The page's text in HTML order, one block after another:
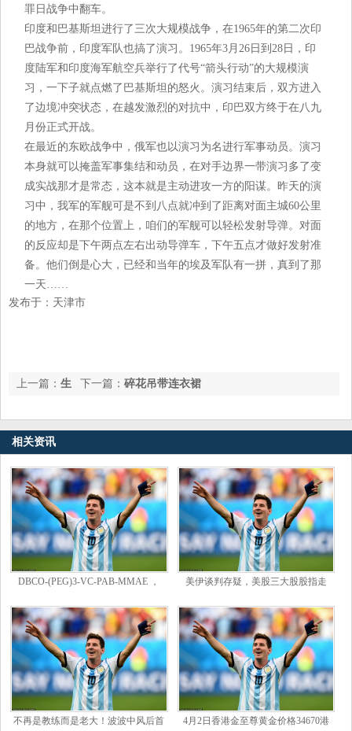
罪日战争中翻车。
印度和巴基斯坦进行了三次大规模战争，在1965年的第二次印
巴战争前，印度军队也搞了演习。1965年3月26日到28日，印
度陆军和印度海军航空兵举行了代号“箭头行动”的大规模演
习，一下子就点燃了巴基斯坦的怒火。演习结束后，双方进入
了边境冲突状态，在越发激烈的对抗中，印巴双方终于在八九
月份正式开战。
在最近的东欧战争中，俄军也以演习为名进行军事动员。演习
本身就可以掩盖军事集结和动员，在对手边界一带演习多了变
成实战那才是常态，这本就是主动进攻一方的阳谋。昨天的演
习中，我军的军舰可是不到八点就冲到了距离对面主城60公里
的地方，在那个位置上，咱们的军舰可以轻松发射导弹。对面
的反应却是下午两点左右出动导弹车，下午五点才做好发射准
备。他们倒是心大，已经和当年的埃及军队有一拼，真到了那
一天……
发布于：天津市
下一篇： 碎花吊带连衣裙
上一篇： 生
相关资讯
DBCO-(PEG)3-VC-PAB-MMAE ，
美伊谈判存疑，美股三大股股指走
油价涨超2
不再是教练而是老大！波波中风后首 4月2日香港金至尊黄金价格34670港